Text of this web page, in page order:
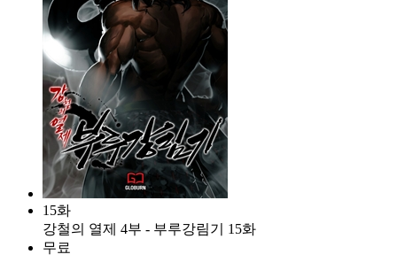
15화
강철의 열제 4부 - 부루강림기 15화
무료